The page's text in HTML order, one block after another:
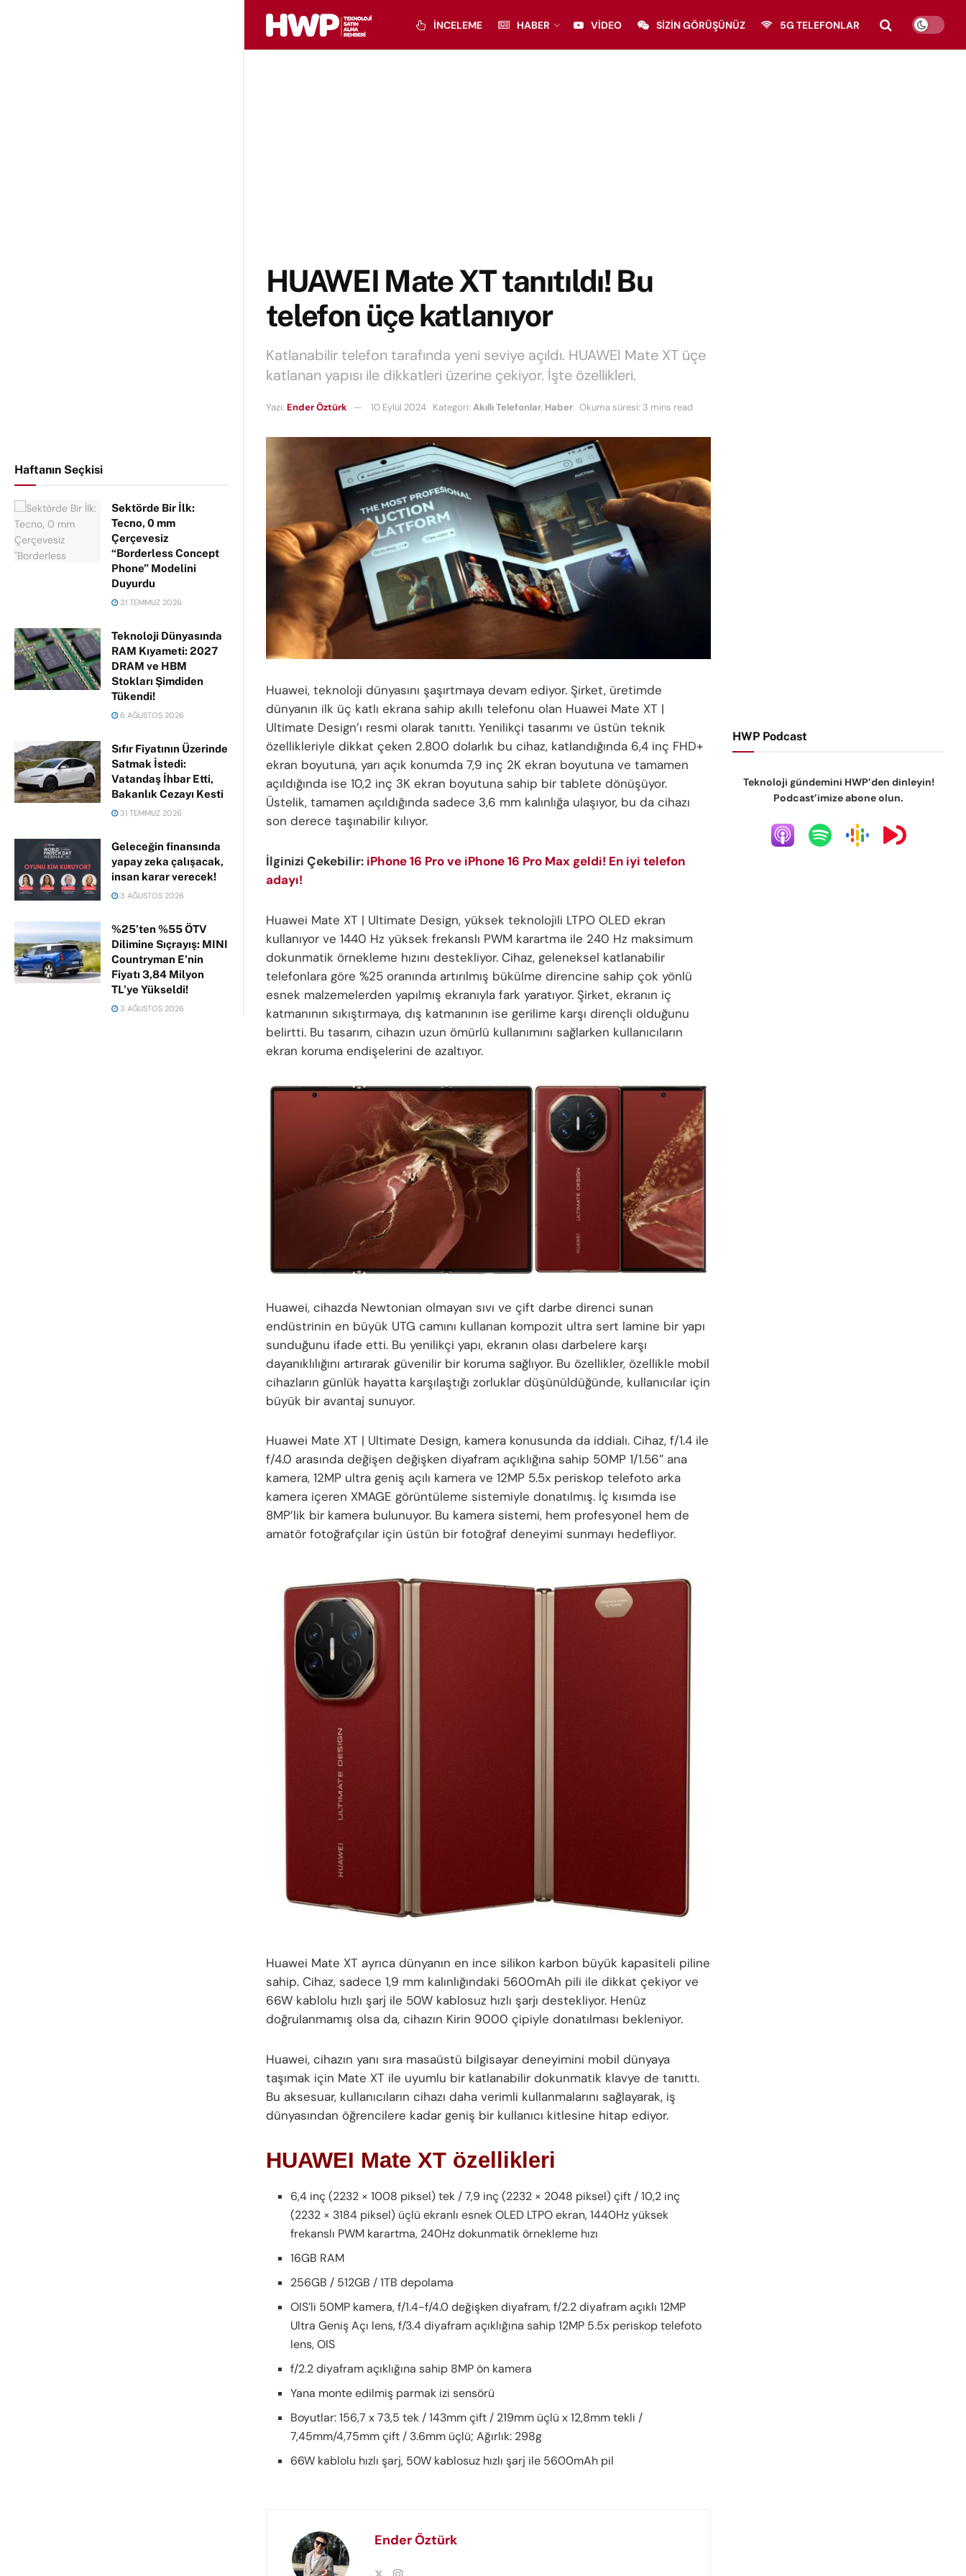
Haftanın Seçkisi
Sektörde Bir İlk:
Tecno, 0 mm
Çerçevesiz
“Borderless Concept
Phone” Modelini
Duyurdu
31 TEMMUZ 2026
Teknoloji Dünyasında
RAM Kıyameti: 2027
DRAM ve HBM
Stokları Şimdiden
Tükendi!
6 AĞUSTOS 2026
Sıfır Fiyatının Üzerinde
Satmak İstedi:
Vatandaş İhbar Etti,
Bakanlık Cezayı Kesti
31 TEMMUZ 2026
Geleceğin finansında
yapay zeka çalışacak,
insan karar verecek!
3 AĞUSTOS 2026
%25’ten %55 ÖTV
Dilimine Sıçrayış: MINI
Countryman E’nin
Fiyatı 3,84 Milyon
TL’ye Yükseldi!
3 AĞUSTOS 2026
İNCELEME HABER VIDEO SIZIN GÖRÜŞÜNÜZ 5G TELEFONLAR
HUAWEI Mate XT tanıtıldı! Bu
telefon üçe katlanıyor
Katlanabilir telefon tarafında yeni seviye açıldı. HUAWEI Mate XT üçe
katlanan yapısı ile dikkatleri üzerine çekiyor. İşte özellikleri.
Yazı: Ender Öztürk 10 Eylül 2024 Kategori: Akıllı Telefonlar, Haber Okuma süresi: 3 mins read
Huawei, teknoloji dünyasını şaşırtmaya devam ediyor. Şirket, üretimde
dünyanın ilk üç katlı ekrana sahip akıllı telefonu olan Huawei Mate XT |
Ultimate Design’ı resmi olarak tanıttı. Yenilikçi tasarımı ve üstün teknik
özellikleriyle dikkat çeken 2.800 dolarlık bu cihaz, katlandığında 6,4 inç FHD+
ekran boyutuna, yarı açık konumda 7,9 inç 2K ekran boyutuna ve tamamen
açıldığında ise 10,2 inç 3K ekran boyutuna sahip bir tablete dönüşüyor.
Üstelik, tamamen açıldığında sadece 3,6 mm kalınlığa ulaşıyor, bu da cihazı
son derece taşınabilir kılıyor.
İlginizi Çekebilir: iPhone 16 Pro ve iPhone 16 Pro Max geldi! En iyi telefon
adayı!
Huawei Mate XT | Ultimate Design, yüksek teknolojili LTPO OLED ekran
kullanıyor ve 1440 Hz yüksek frekanslı PWM karartma ile 240 Hz maksimum
dokunmatik örnekleme hızını destekliyor. Cihaz, geleneksel katlanabilir
telefonlara göre %25 oranında artırılmış bükülme direncine sahip çok yönlü
esnek malzemelerden yapılmış ekranıyla fark yaratıyor. Şirket, ekranın iç
katmanının sıkıştırmaya, dış katmanının ise gerilime karşı dirençli olduğunu
belirtti. Bu tasarım, cihazın uzun ömürlü kullanımını sağlarken kullanıcıların
ekran koruma endişelerini de azaltıyor.
Huawei, cihazda Newtonian olmayan sıvı ve çift darbe direnci sunan
endüstrinin en büyük UTG camını kullanan kompozit ultra sert lamine bir yapı
sunduğunu ifade etti. Bu yenilikçi yapı, ekranın olası darbelere karşı
dayanıklılığını artırarak güvenilir bir koruma sağlıyor. Bu özellikler, özellikle mobil
cihazların günlük hayatta karşılaştığı zorluklar düşünüldüğünde, kullanıcılar için
büyük bir avantaj sunuyor.
Huawei Mate XT | Ultimate Design, kamera konusunda da iddialı. Cihaz, f/1.4 ile
f/4.0 arasında değişen değişken diyafram açıklığına sahip 50MP 1/1.56″ ana
kamera, 12MP ultra geniş açılı kamera ve 12MP 5.5x periskop telefoto arka
kamera içeren XMAGE görüntüleme sistemiyle donatılmış. İç kısımda ise
8MP’lik bir kamera bulunuyor. Bu kamera sistemi, hem profesyonel hem de
amatör fotoğrafçılar için üstün bir fotoğraf deneyimi sunmayı hedefliyor.
Huawei Mate XT ayrıca dünyanın en ince silikon karbon büyük kapasiteli piline
sahip. Cihaz, sadece 1,9 mm kalınlığındaki 5600mAh pili ile dikkat çekiyor ve
66W kablolu hızlı şarj ile 50W kablosuz hızlı şarjı destekliyor. Henüz
doğrulanmamış olsa da, cihazın Kirin 9000 çipiyle donatılması bekleniyor.
Huawei, cihazın yanı sıra masaüstü bilgisayar deneyimini mobil dünyaya
taşımak için Mate XT ile uyumlu bir katlanabilir dokunmatik klavye de tanıttı.
Bu aksesuar, kullanıcıların cihazı daha verimli kullanmalarını sağlayarak, iş
dünyasından öğrencilere kadar geniş bir kullanıcı kitlesine hitap ediyor.
HUAWEI Mate XT özellikleri
6,4 inç (2232 × 1008 piksel) tek / 7,9 inç (2232 × 2048 piksel) çift / 10,2 inç
(2232 × 3184 piksel) üçlü ekranlı esnek OLED LTPO ekran, 1440Hz yüksek
frekanslı PWM karartma, 240Hz dokunmatik örnekleme hızı
16GB RAM
256GB / 512GB / 1TB depolama
OIS’li 50MP kamera, f/1.4-f/4.0 değişken diyafram, f/2.2 diyafram açıklı 12MP
Ultra Geniş Açı lens, f/3.4 diyafram açıklığına sahip 12MP 5.5x periskop telefoto
lens, OIS
f/2.2 diyafram açıklığına sahip 8MP ön kamera
Yana monte edilmiş parmak izi sensörü
Boyutlar: 156,7 x 73,5 tek / 143mm çift / 219mm üçlü x 12,8mm tekli /
7,45mm/4,75mm çift / 3.6mm üçlü; Ağırlık: 298g
66W kablolu hızlı şarj, 50W kablosuz hızlı şarj ile 5600mAh pil
Ender Öztürk
HWP Podcast
Teknoloji gündemini HWP’den dinleyin!
Podcast’imize abone olun.